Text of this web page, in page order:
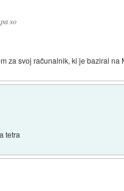
so
za svoj računalnik, ki je baziral na
tetra